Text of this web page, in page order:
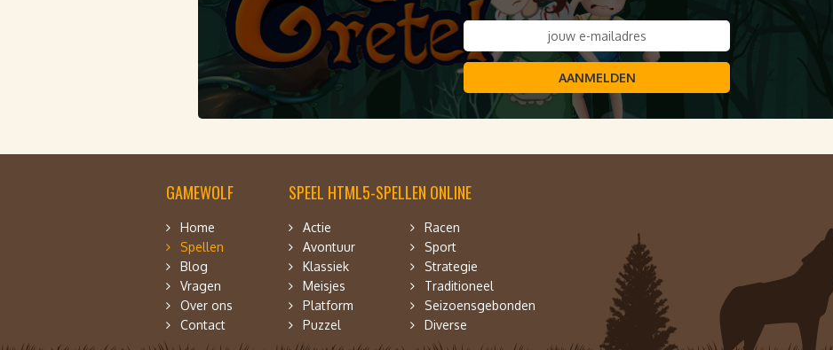
AANMELDEN
GAMEWOLF
Home
Spellen
Blog
Vragen
Over ons
Contact
SPEEL HTML5-SPELLEN ONLINE
Actie
Avontuur
Klassiek
Meisjes
Platform
Puzzel
Racen
Sport
Strategie
Traditioneel
Seizoensgebonden
Diverse